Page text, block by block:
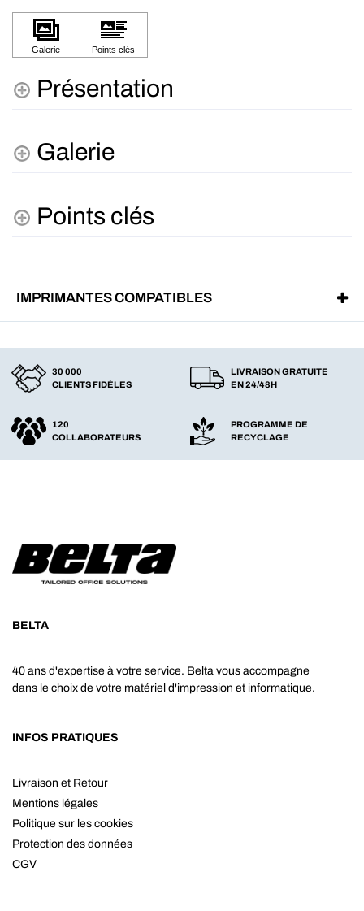
Présentation
Galerie
Points clés
IMPRIMANTES COMPATIBLES
30 000
CLIENTS FIDÈLES
LIVRAISON GRATUITE
EN 24/48H
120
COLLABORATEURS
PROGRAMME DE
RECYCLAGE
BELTA
40 ans d'expertise à votre service. Belta vous accompagne
dans le choix de votre matériel d'impression et informatique.
INFOS PRATIQUES
Livraison et Retour
Mentions légales
Politique sur les cookies
Protection des données
CGV